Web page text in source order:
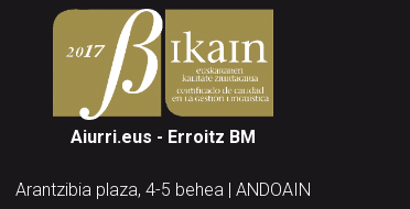
Aiurri.eus - Erroitz BM
Arantzibia plaza, 4-5 behea | ANDOAIN